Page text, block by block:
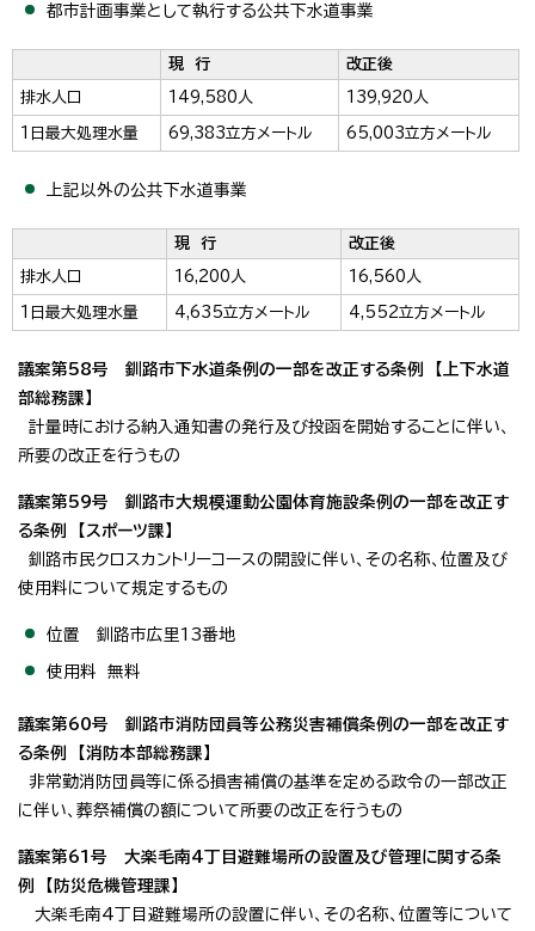
都市計画事業として執行する公共下水道事業
現 行 改正後
排水人口 149,580人 139,920人
1日最大処理水量 69,383立方メートル 65,003立方メートル
上記以外の公共下水道事業
現 行 改正後
排水人口 16,200人 16,560人
1日最大処理水量 4,635立方メートル 4,552立方メートル
議案第58号 釧路市下水道条例の一部を改正する条例 【上下水道
部総務課】
計量時における納入通知書の発行及び投函を開始することに伴い、
所要の改正を行うもの
議案第59号 釧路市大規模運動公園体育施設条例の一部を改正す
る条例 【スポーツ課】
釧路市民クロスカントリーコースの開設に伴い、その名称、位置及び
使用料について規定するもの
位置 釧路市広里13番地
使用料 無料
議案第60号 釧路市消防団員等公務災害補償条例の一部を改正す
る条例 【消防本部総務課】
非常勤消防団員等に係る損害補償の基準を定める政令の一部改正
に伴い、葬祭補償の額について所要の改正を行うもの
議案第61号 大楽毛南4丁目避難場所の設置及び管理に関する条
例 【防災危機管理課】
大楽毛南4丁目避難場所の設置に伴い、その名称、位置等について